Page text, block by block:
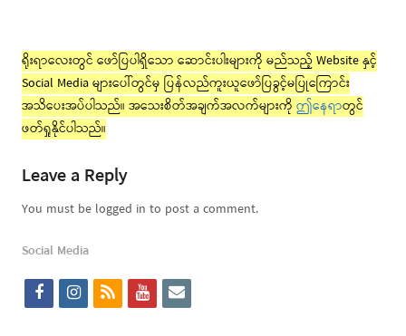
ရိုးရာလေးတွင် ဖော်ပြပါရှိသော ဆောင်းပါးများကို မည်သည့် Website နှင့်
Social Media များပေါ်တွင်မှ ပြန်လည်ကူးယူဖော်ပြခွင့်မပြုကြောင်း
အသိပေးအပ်ပါသည်။ အသေးစိတ်အချက်အလက်များကို ဤနေရာတွင်
ဖတ်ရှုနိုင်ပါသည်။
Leave a Reply
You must be logged in to post a comment.
Social Media
f
i
r
y
e